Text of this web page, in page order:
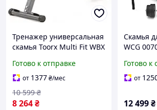
Тренажер универсальная
скамья Toorx Multi Fit WBX
выполнения упражнений
в домашних условиях
Готово к отправке
от 1377₴/мес
8 264₴
10 599 ₴
Скамья
WCG
Готово к
от
12 499₴